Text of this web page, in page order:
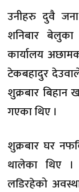
उनीहरु दुवै
शनिबार
कार्यालय
टेकबहादुर
शुक्रबार बिहान
गएका थिए ।
शुक्रबार घर
थालेका थिए ।
लडिरहेको